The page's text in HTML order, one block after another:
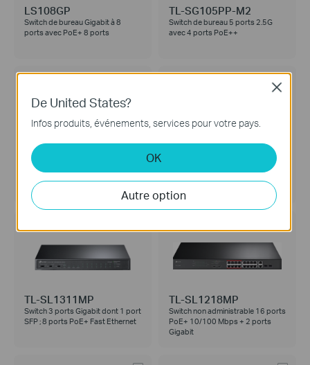
LS108GP
Switch de bureau Gigabit à 8
ports avec PoE+ 8 ports
TL-SG105PP-M2
Switch de bureau 5 ports 2.5G
avec 4 ports PoE++
TL-SG116P
Switch de bureau 16 ports Gigabit
Switch de bureau 8 ports 10/100
TL-SL1311MP
Switch 3 ports Gigabit dont 1 port
SFP ; 8 ports PoE+ Fast Ethernet
TL-SL1218MP
Switch non administrable 16 ports
PoE+ 10/100 Mbps + 2 ports
Gigabit
De United States?
Infos produits, événements, services pour votre pays.
OK
Autre option
Close